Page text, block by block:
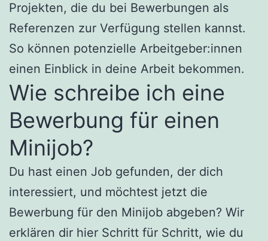
Projekten, die du bei Bewerbungen als
Referenzen zur Verfügung stellen kannst.
So können potenzielle Arbeitgeber:innen
einen Einblick in deine Arbeit bekommen.
Wie schreibe ich eine
Bewerbung für einen
Minijob?
Du hast einen Job gefunden, der dich
interessiert, und möchtest jetzt die
Bewerbung für den Minijob abgeben? Wir
erklären dir hier Schritt für Schritt, wie du